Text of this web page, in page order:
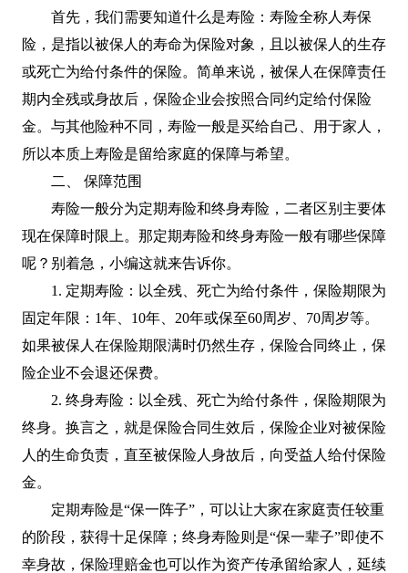
首先，我们需要知道什么是寿险：寿险全称人寿保
险，是指以被保人的寿命为保险对象，且以被保人的生存
或死亡为给付条件的保险。简单来说，被保人在保障责任
期内全残或身故后，保险企业会按照合同约定给付保险
金。与其他险种不同，寿险一般是买给自己、用于家人，
所以本质上寿险是留给家庭的保障与希望。
二、 保障范围
寿险一般分为定期寿险和终身寿险，二者区别主要体
现在保障时限上。那定期寿险和终身寿险一般有哪些保障
呢？别着急，小编这就来告诉你。
1. 定期寿险：以全残、死亡为给付条件，保险期限为
固定年限：1年、10年、20年或保至60周岁、70周岁等。
如果被保人在保险期限满时仍然生存，保险合同终止，保
险企业不会退还保费。
2. 终身寿险：以全残、死亡为给付条件，保险期限为
终身。换言之，就是保险合同生效后，保险企业对被保险
人的生命负责，直至被保险人身故后，向受益人给付保险
金。
定期寿险是“保一阵子”，可以让大家在家庭责任较重
的阶段，获得十足保障；终身寿险则是“保一辈子”即使不
幸身故，保险理赔金也可以作为资产传承留给家人，延续